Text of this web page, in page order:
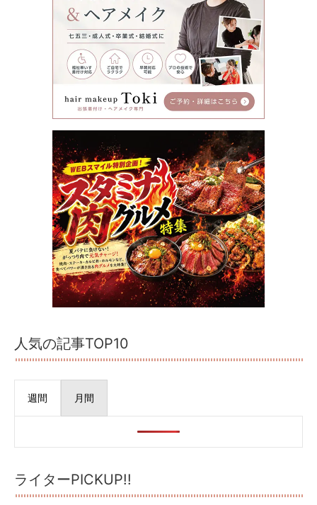
人気の記事TOP10
週間 月間
ライターPICKUP!!